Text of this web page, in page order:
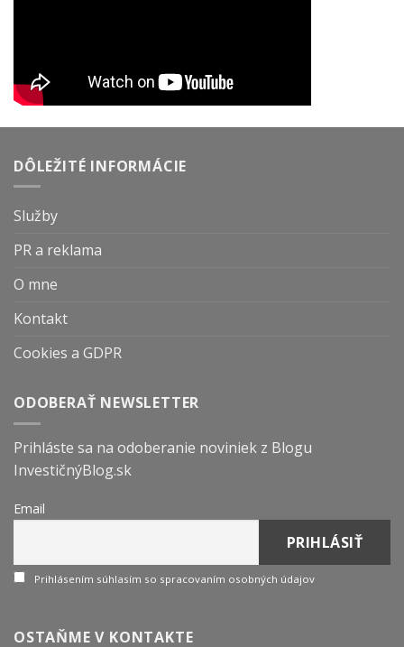
DÔLEŽITÉ INFORMÁCIE
Služby
PR a reklama
O mne
Kontakt
Cookies a GDPR
ODOBERAŤ NEWSLETTER
Prihláste sa na odoberanie noviniek z Blogu
InvestičnýBlog.sk
Email
Prihlásením súhlasím so spracovaním osobných údajov
OSTAŇME V KONTAKTE